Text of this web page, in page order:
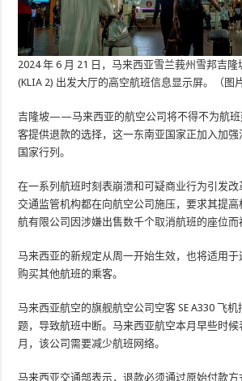
2024 年 6 月 21 日，马来西亚雪兰莪州雪邦吉
(KLIA 2) 出发大厅的高空航班信息显示屏。（图
吉隆坡——马来西亚的航空公司将不得不为航班
客提供退款的选择，这一东南亚国家正加入加
国家行列。
在一系列航班时刻表崩溃和可疑商业行为引发
交通监管机构都在向航空公司施压，要求其提
航有限公司因涉嫌出售数千个取消航班的座位而
马来西亚的新规定从周一开始生效，也将适用
购买其他航班的乘客。
马来西亚航空的旗舰航空公司空客 SE A330 飞
题，导致航班中断。马来西亚航空本月早些时
月，该公司需要减少航班网络。
马来西亚交通部表示，退款必须通过原始付款方